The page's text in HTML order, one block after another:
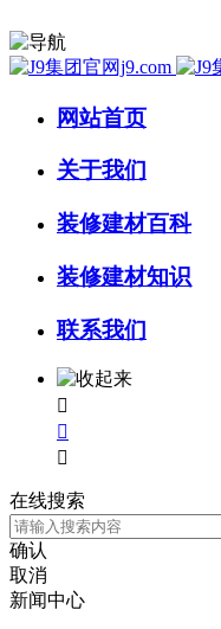
网站首页
关于我们
装修建材百科
装修建材知识
联系我们



在线搜索
确认
取消
新闻中心